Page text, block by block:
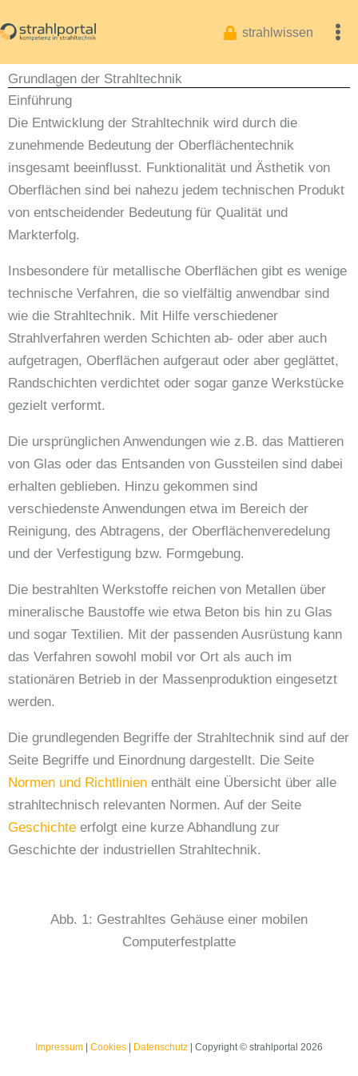
Inhalt
strahlwissen
Grundlagen der Strahltechnik
Einführung
Die Entwicklung der Strahltechnik wird durch die
zunehmende Bedeutung der Oberflächentechnik
insgesamt beeinflusst. Funktionalität und Ästhetik von
Oberflächen sind bei nahezu jedem technischen Produkt
von entscheidender Bedeutung für Qualität und
Markterfolg.
Insbesondere für metallische Oberflächen gibt es wenige
technische Verfahren, die so vielfältig anwendbar sind
wie die Strahltechnik. Mit Hilfe verschiedener
Strahlverfahren werden Schichten ab- oder aber auch
aufgetragen, Oberflächen aufgeraut oder aber geglättet,
Randschichten verdichtet oder sogar ganze Werkstücke
gezielt verformt.
Die ursprünglichen Anwendungen wie z.B. das Mattieren
von Glas oder das Entsanden von Gussteilen sind dabei
erhalten geblieben. Hinzu gekommen sind
verschiedenste Anwendungen etwa im Bereich der
Reinigung, des Abtragens, der Oberflächenveredelung
und der Verfestigung bzw. Formgebung.
Die bestrahlten Werkstoffe reichen von Metallen über
mineralische Baustoffe wie etwa Beton bis hin zu Glas
und sogar Textilien. Mit der passenden Ausrüstung kann
das Verfahren sowohl mobil vor Ort als auch im
stationären Betrieb in der Massenproduktion eingesetzt
werden.
Die grundlegenden Begriffe der Strahltechnik sind auf der
Seite Begriffe und Einordnung dargestellt. Die Seite
Normen und Richtlinien enthält eine Übersicht über alle
strahltechnisch relevanten Normen. Auf der Seite
Geschichte erfolgt eine kurze Abhandlung zur
Geschichte der industriellen Strahltechnik.
Abb. 1: Gestrahltes Gehäuse einer mobilen
Computerfestplatte
Impressum Cookies Datenschutz | Copyright © strahlportal 2026